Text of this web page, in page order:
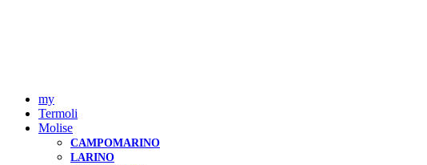
my
Termoli
Molise
CAMPOMARINO
LARINO